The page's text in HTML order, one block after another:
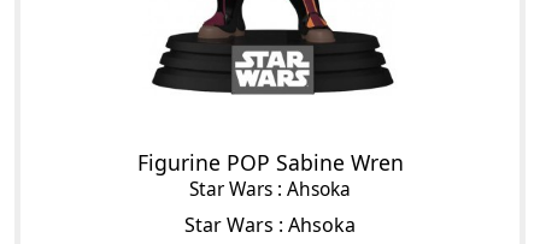
Figurine POP Sabine Wren
Star Wars : Ahsoka
Star Wars : Ahsoka